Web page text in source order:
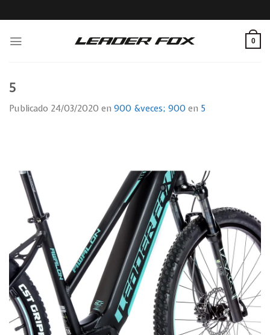
to
0
5
Publicado 24/03/2020 en 900 &veces; 900 en 5